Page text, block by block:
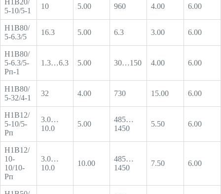
5-10/5-1
10 5.00 960 4.00 6.00
Н1В80/
5-6.3/5
16.3 5.00 6.3 3.00 6.00
Н1В80/
5-6.3/5-
Рп-1
1.3…6.3 5.00 30…150 4.00 6.00
Н1В80/
5-32/4-1
32 4.00 730 15.00 6.00
Н1В12/
5-10/5-
Рп
3.0…
10.0
5.00
485…
1450
5.50 6.00
Н1В12/
10-
10/10-
Рп
3.0…
10.0
10.00
485…
1450
7.50 6.00